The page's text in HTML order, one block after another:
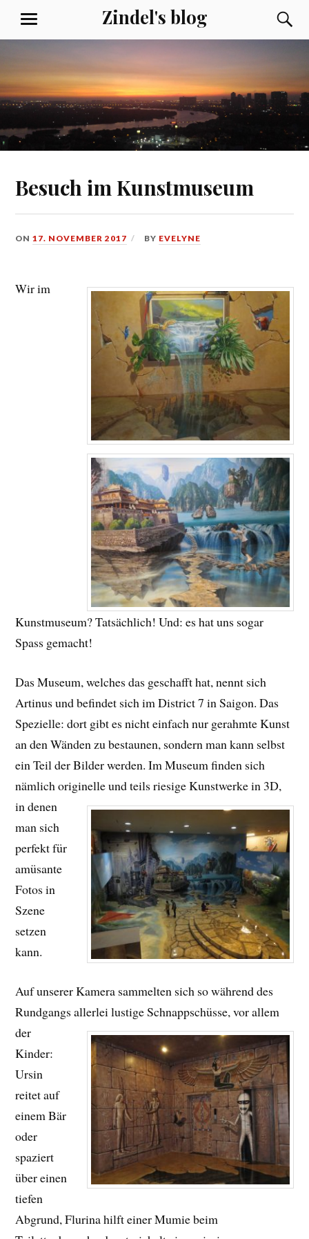
content
Zindel's blog
MENU
Besuch im Kunstmuseum
ON17. NOVEMBER 2017 BY EVELYNE
Wir im
Kunstmuseum? Tatsächlich! Und: es hat uns sogar
Spass gemacht!
Das Museum, welches das geschafft hat, nennt sich
Artinus und befindet sich im District 7 in Saigon. Das
Spezielle: dort gibt es nicht einfach nur gerahmte Kunst
an den Wänden zu bestaunen, sondern man kann selbst
ein Teil der Bilder werden. Im Museum finden sich
nämlich originelle und teils riesige Kunstwerke in 3D,
in denen
man sich
perfekt für
amüsante
Fotos in
Szene
setzen
kann.
Auf unserer Kamera sammelten sich so während des
Rundgangsallerlei lustige Schnappschüsse, vor allem
der
Kinder:
Ursin
reitet auf
einem Bär
oder
spaziert
über einen
tiefen
Abgrund, Flurina hilft einer Mumie beim